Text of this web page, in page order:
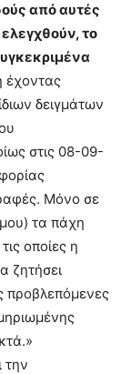
από αυτές
το
έχοντας
δειγμάτων
στις 08-09-
Μόνο σε
τα πάχη
οποίες η
ζητήσει
προβλεπόμενες
την